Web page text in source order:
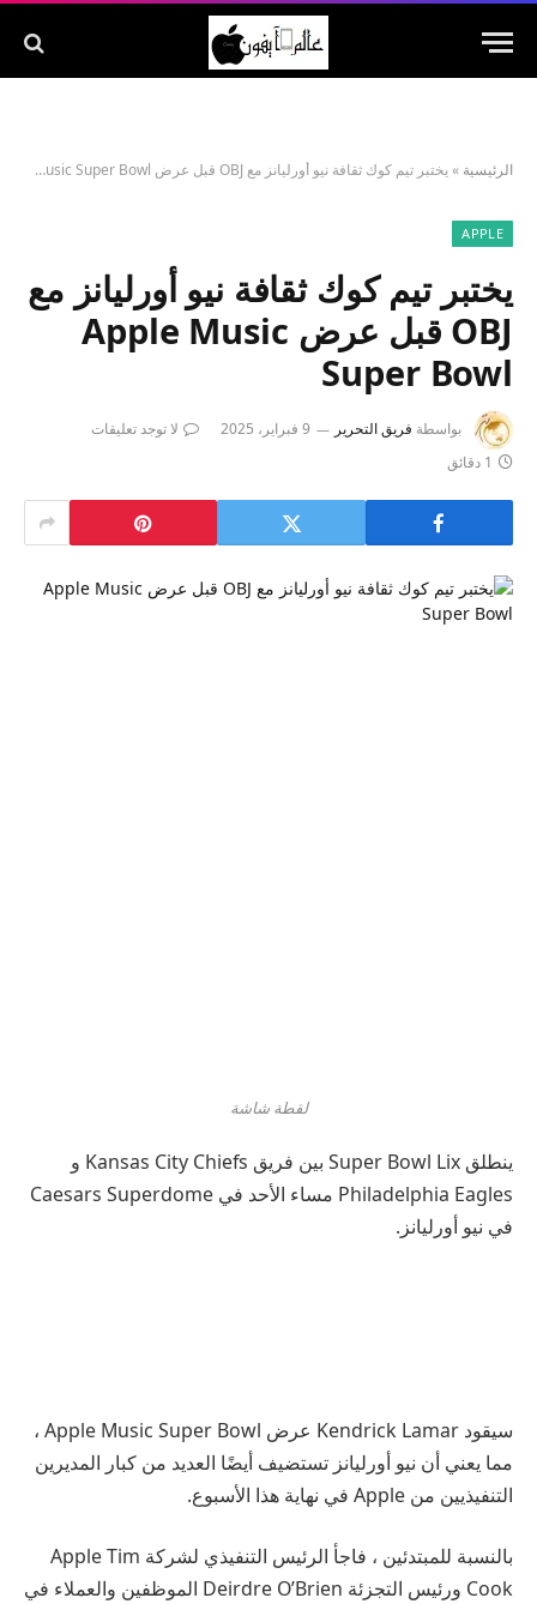
الرئيسية »يختبر تيم كوك ثقافة نيو أورليانز مع OBJ قبل عرض Apple Music Super Bowl
APPLE
يختبر تيم كوك ثقافة نيو أورليانز مع
OBJ قبل عرض Apple Music
Super Bowl
بواسطة فريق التحرير 9 فبراير، 2025
لا توجد تعليقات
1 دقائق
لقطة شاشة
ينطلق Super Bowl Lix بين فريق Kansas City Chiefs و
Philadelphia Eagles مساء الأحد في Caesars Superdome
في نيو أورليانز.
سيقود Kendrick Lamar عرض Apple Music Super Bowl ،
مما يعني أن نيو أورليانز تستضيف أيضًا العديد من كبار المديرين
التنفيذيين من Apple في نهاية هذا الأسبوع.
بالنسبة للمبتدئين ، فاجأ الرئيس التنفيذي لشركة Apple Tim
Cook ورئيس التجزئة Deirdre O’Brien الموظفين والعملاء في